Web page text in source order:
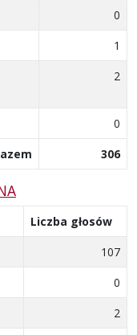
0
1
2
0
306
Liczba głosów
107
0
2